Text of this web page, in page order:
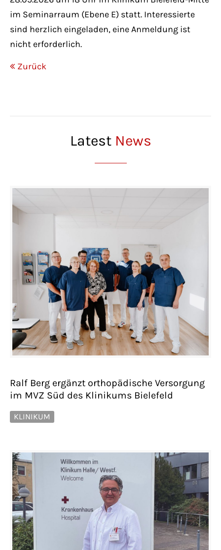
im Seminarraum (Ebene E) statt. Interessierte
sind herzlich eingeladen, eine Anmeldung ist
nicht erforderlich.
Zurück
Latest News
Ralf Berg ergänzt orthopädische Versorgung
im MVZ Süd des Klinikums Bielefeld
KLINIKUM